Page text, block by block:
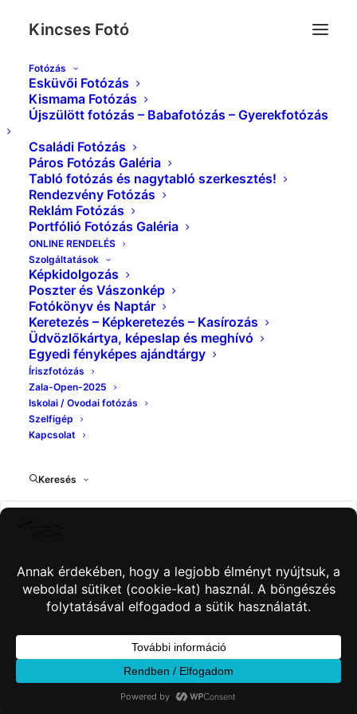
Kincses Fotó
Fotózás
Esküvői Fotózás
Kismama Fotózás
Újszülött fotózás – Babafotózás – Gyerekfotózás
Családi Fotózás
Páros Fotózás Galéria
Tabló fotózás és nagytabló szerkesztés!
Rendezvény Fotózás
Reklám Fotózás
Portfólió Fotózás Galéria
ONLINE RENDELÉS
Szolgáltatások
Képkidolgozás
Poszter és Vászonkép
Fotókönyv és Naptár
Keretezés – Képkeretezés – Kasírozás
Üdvözlőkártya, képeslap és meghívó
Egyedi fényképes ajándtárgy
Íriszfotózás
Zala-Open-2025
Iskolai / Ovodai fotózás
Szelfigép
Kapcsolat
Keresés
Fotósarok-Selfiegép-Partybox-Fotóbox-
00007
Kezdőlap
Szelfigép - Fotósarok - Partybox - Fotóbox
Fotósarok-Selfiegép-Partybox-Fotóbox-00007
© 2026 Kincses Fotó. Minden jog fenntartva